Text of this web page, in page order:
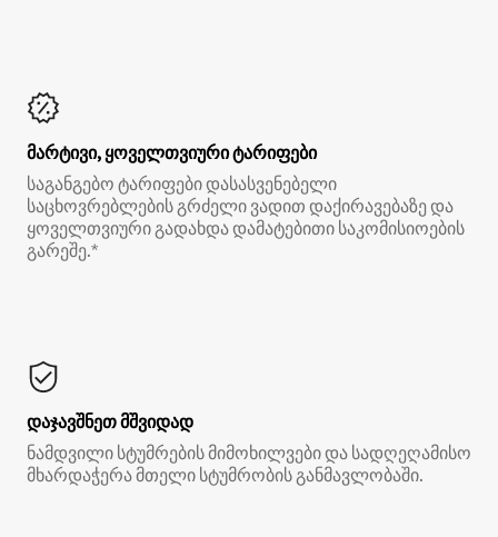
მარტივი, ყოველთვიური ტარიფები
საგანგებო ტარიფები დასასვენებელი
საცხოვრებლების გრძელი ვადით დაქირავებაზე და
ყოველთვიური გადახდა დამატებითი საკომისიოების
გარეშე.*
დაჯავშნეთ მშვიდად
ნამდვილი სტუმრების მიმოხილვები და სადღეღამისო
მხარდაჭერა მთელი სტუმრობის განმავლობაში.